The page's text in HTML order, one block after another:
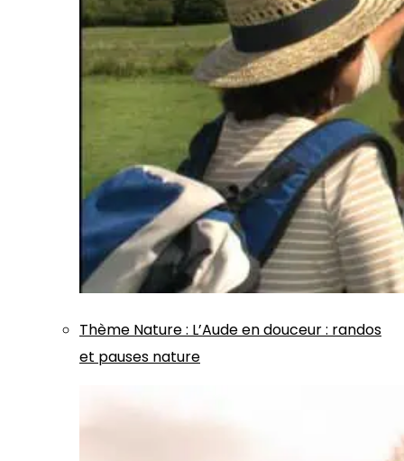
Thème Nature: L’Aude en douceur : randos
et pauses nature